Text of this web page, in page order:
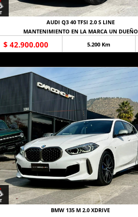
AUDI Q3 40 TFSI 2.0 S LINE
MANTENIMIENTO EN LA MARCA UN DUEÑO
$ 42.900.000 5.200 Km
BMW 135 M 2.0 XDRIVE